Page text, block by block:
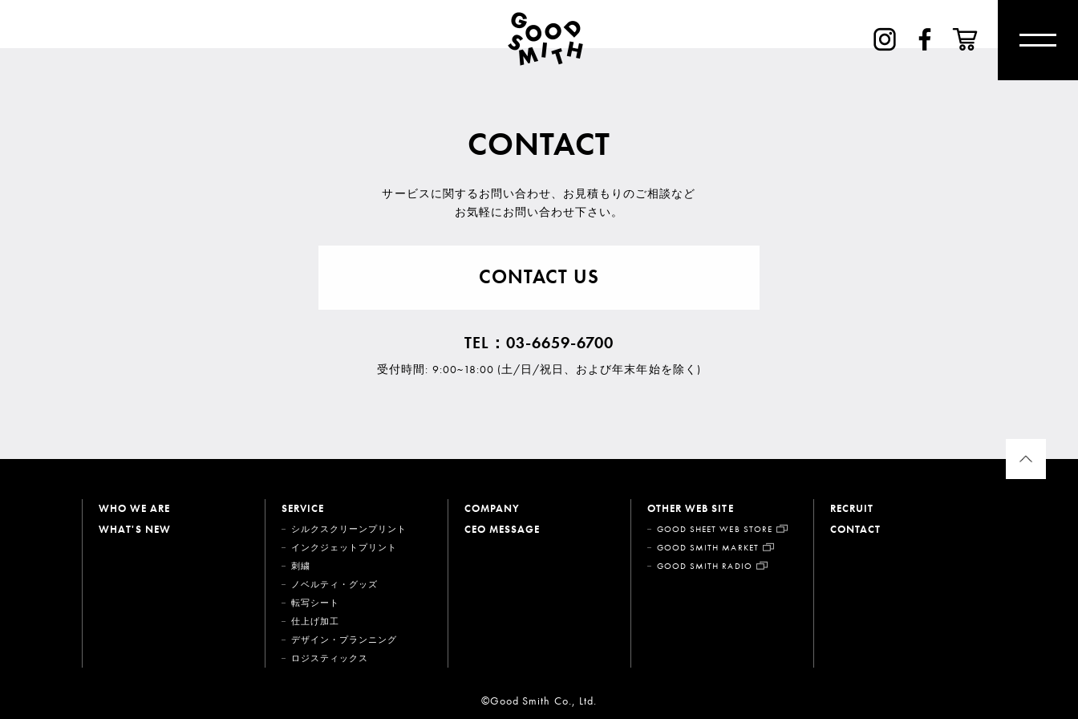
CONTACT
サービスに関するお問い合わせ、 お見積もりのご相談など
お気軽にお問い合わせ下さい。
CONTACT US
TEL：03-6659-6700
受付時間: 9:00~18:00 (土/日/祝日、および年末年始を除く)
WHO WE ARE
WHAT'S NEW
SERVICE
シルクスクリーンプリント
インクジェットプリント
刺繍
ノベルティ・グッズ
転写シート
仕上げ加工
デザイン・プランニング
ロジスティックス
COMPANY
CEO MESSAGE
OTHER WEB SITE
GOOD SHEET WEB STORE
GOOD SMITH MARKET
GOOD SMITH RADIO
RECRUIT
CONTACT
©Good Smith Co., Ltd.